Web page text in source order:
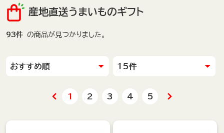
産地直送うまいものギフト
93件 の商品が見つかりました。
1 2 3 4 5